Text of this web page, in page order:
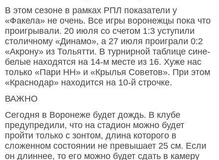
В этом сезоне в рамках РПЛ показатели у
«Факела» не очень. Все игры воронежцы пока что
проигрывали. 20 июля со счетом 1:3 уступили
столичному «Динамо», а 27 июля проиграли 0:2
«Акрону» из Тольятти. В турнирной таблице сине-
белые находятся на 14-м месте из 16. Хуже нас
только «Пари НН» и «Крылья Советов». При этом
«Краснодар» находится на 10-й строчке.
ВАЖНО
Сегодня в Воронеже будет дождь. В клубе
предупредили, что на стадион можно будет
пройти только с зонтом, длина которого в
сложенном состоянии не превышает 25 см. Если
он длиннее, то его можно будет сдать в камеру